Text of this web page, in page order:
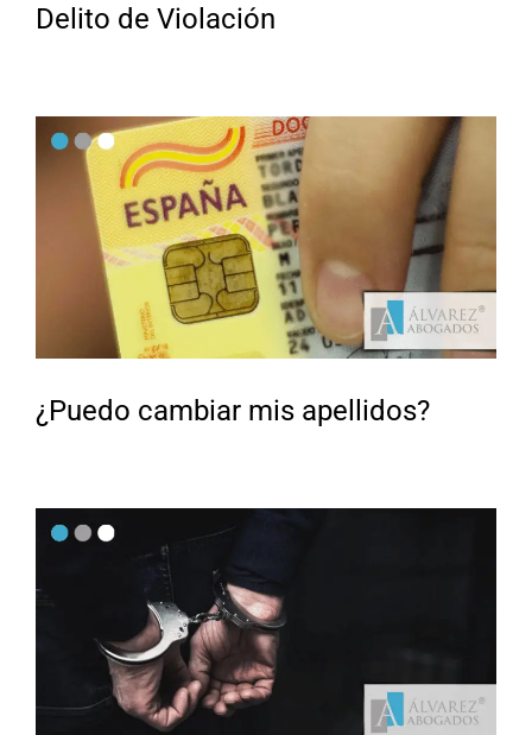
Delito de Violación
¿Puedo cambiar mis apellidos?